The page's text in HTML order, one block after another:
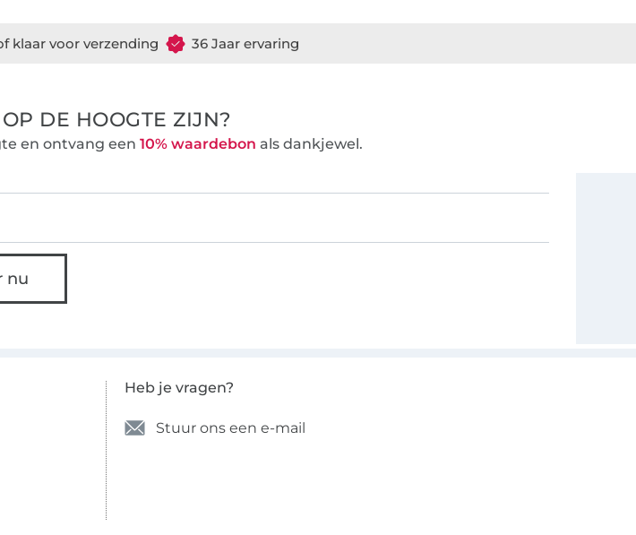
klaar voor verzending 36 Jaar ervaring
DE HOOGTE ZIJN?
en ontvang een 10% waardebon als dankjewel.
nu
Heb je vragen?
Stuur ons een e-mail